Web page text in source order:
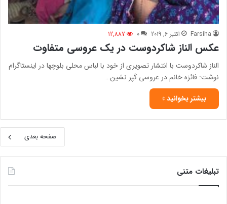
Farsiha اکتبر 6, 2019 0
12,887
عکس الناز شاکردوست در یک عروسی متفاوت
الناز شاکردوست با انتشار تصویری از خود با لباس محلی بلوچ‎ها در اینستاگرام
نوشت: فائزه خانم در عروسی کَپَر نشین…
بیشتر بخوانید »
صفحه بعدی
تبلیغات متنی